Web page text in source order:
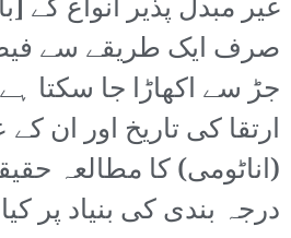
غیر مبدل پذیر انواع کے
صرف ایک طریقے سے
جڑ سے اکھاڑا جا سکتا
ارتقا کی تاریخ اور ان
(اناٹومی) کا مطالعہ
درجہ بندی کی بنیاد پر